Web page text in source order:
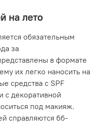
на лето
обязательным
за
в формате
их легко наносить на
средства с SPF
с декоративной
под макияж.
справляются бб-